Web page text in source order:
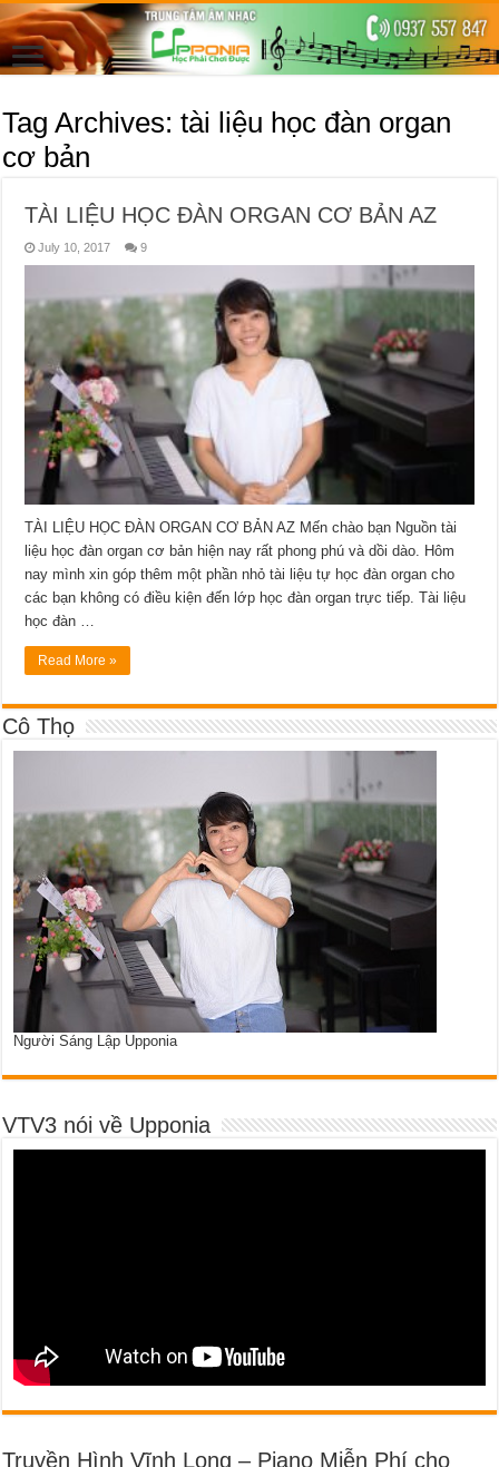
Tag Archives:tài liệu học đàn organ
cơ bản
TÀI LIỆU HỌC ĐÀN ORGAN CƠ BẢN AZ
July 10, 2017 9
TÀI LIỆU HỌC ĐÀN ORGAN CƠ BẢN AZ Mến chào bạn Nguồn tài
liệu học đàn organ cơ bản hiện nay rất phong phú và dồi dào. Hôm
nay mình xin góp thêm một phần nhỏ tài liệu tự học đàn organ cho
các bạn không có điều kiện đến lớp học đàn organ trực tiếp. Tài liệu
học đàn …
Read More »
Cô Thọ
Người Sáng Lập Upponia
VTV3 nói về Upponia
Truyền Hình Vĩnh Long – Piano Miễn Phí cho